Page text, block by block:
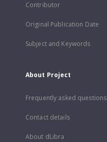
Contributor
Original Publication Date
Subject and Keywords
About Project
Frequently asked questions
Contact details
About dLibra